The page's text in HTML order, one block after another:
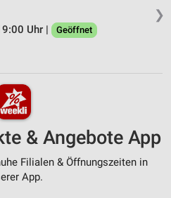
❯
Uhr |
Geöffnet
& Angebote App
Filialen & Öffnungszeiten in
App.